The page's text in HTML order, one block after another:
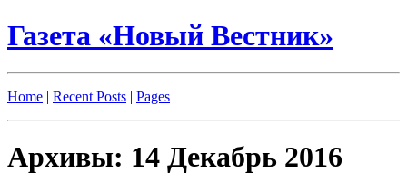
Газета «Новый Вестник»
Home | Recent Posts | Pages
Архивы: 14 Декабрь 2016